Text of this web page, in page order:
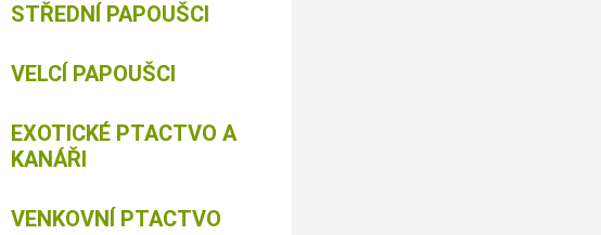
STŘEDNÍ PAPOUŠCI
VELCÍ PAPOUŠCI
EXOTICKÉ PTACTVO A
KANÁŘI
VENKOVNÍ PTACTVO